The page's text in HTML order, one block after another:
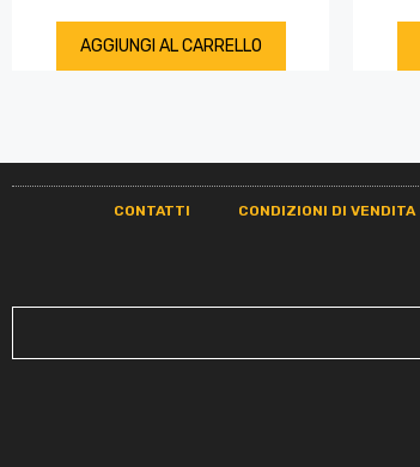
AGGIUNGI AL CARRELLO
CONTATTI CONDIZIONI DI VENDITA